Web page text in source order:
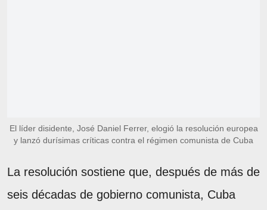
El líder disidente, José Daniel Ferrer, elogió la resolución europea
y lanzó durísimas críticas contra el régimen comunista de Cuba
La resolución sostiene que, después de más de
seis décadas de gobierno comunista, Cuba